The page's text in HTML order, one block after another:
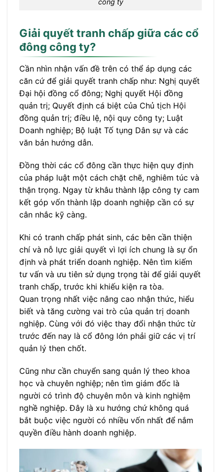
công ty
Giải quyết tranh chấp giữa các cổ
đông công ty?
Cần nhìn nhận vấn đề trên có thể áp dụng các
căn cứ để giải quyết tranh chấp như: Nghị quyết
Đại hội đồng cổ đông; Nghị quyết Hội đồng
quản trị; Quyết định cá biệt của Chủ tịch Hội
đồng quản trị; điều lệ, nội quy công ty; Luật
Doanh nghiệp; Bộ luật Tố tụng Dân sự và các
văn bản hướng dẫn.
Đồng thời các cổ đông cần thực hiện quy định
của pháp luật một cách chặt chẽ, nghiêm túc và
thận trọng. Ngay từ khâu thành lập công ty cam
kết góp vốn thành lập doanh nghiệp cần có sự
cân nhắc kỹ càng.
Khi có tranh chấp phát sinh, các bên cần thiện
chí và nỗ lực giải quyết vì lợi ích chung là sự ổn
định và phát triển doanh nghiệp. Nên tìm kiếm
tư vấn và ưu tiên sử dụng trọng tài để giải quyết
tranh chấp, trước khi khiếu kiện ra tòa.
Quan trọng nhất việc nâng cao nhận thức, hiểu
biết và tăng cường vai trò của quản trị doanh
nghiệp. Cùng với đó việc thay đổi nhận thức từ
trước đến nay là cổ đông lớn phải giữ các vị trí
quản lý then chốt.
Cũng như cần chuyển sang quản lý theo khoa
học và chuyên nghiệp; nên tìm giám đốc là
người có trình độ chuyên môn và kinh nghiệm
nghề nghiệp. Đây là xu hướng chứ không quá
bắt buộc việc người có nhiều vốn nhất để nắm
quyền điều hành doanh nghiệp.